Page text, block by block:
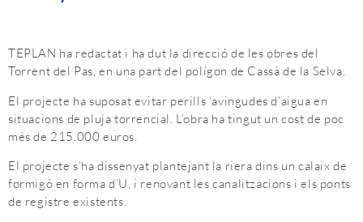
TEPLAN ha redactat i ha dut la direcció de les obres del
Torrent del Pas, en una part del polígon de Cassà de la Selva.
El projecte ha suposat evitar perills ‘avingudes d’aigua en
situacions de pluja torrencial. L’obra ha tingut un cost de poc
més de 215.000 euros.
El projecte s’ha dissenyat plantejant la riera dins un calaix de
formigó en forma d’U, i renovant les canalitzacions i els ponts
de registre existents.